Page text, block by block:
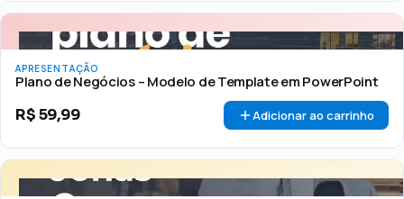
APRESENTAÇÃO
Plano de Negócios – Modelo de Template em PowerPoint
R$59,99 Adicionar ao carrinho